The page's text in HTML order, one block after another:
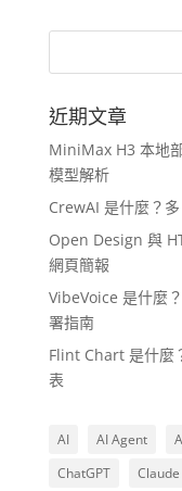
近期文章
MiniMax H3 本地
模型解析
CrewAI 是什麼？
Open Design 與
網頁簡報
VibeVoice 是什麼
署指南
Flint Chart 是什麼
表
AI AI Agent
ChatGPT
Claude